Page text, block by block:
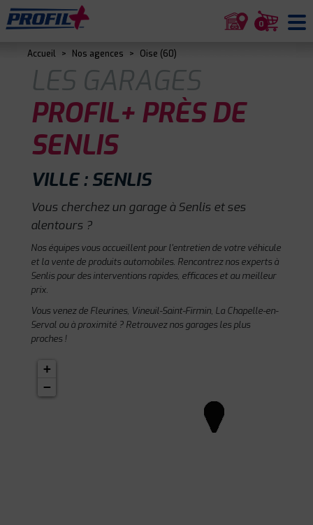
0
Accueil > Nos agences > Oise (60)
LES GARAGES
PROFIL+ PRÈS DE
SENLIS
VILLE : SENLIS
Vous cherchez un garage à Senlis et ses
alentours ?
Nos équipes vous accueillent pour l'entretien de votre véhicule
et la vente de produits automobiles. Rencontrez nos experts à
Senlis pour des interventions rapides, efficaces et au meilleur
prix.
Vous venez de Fleurines, Vineuil-Saint-Firmin, La Chapelle-en-
Serval ou à proximité ? Retrouvez nos garages les plus
proches !
+
−